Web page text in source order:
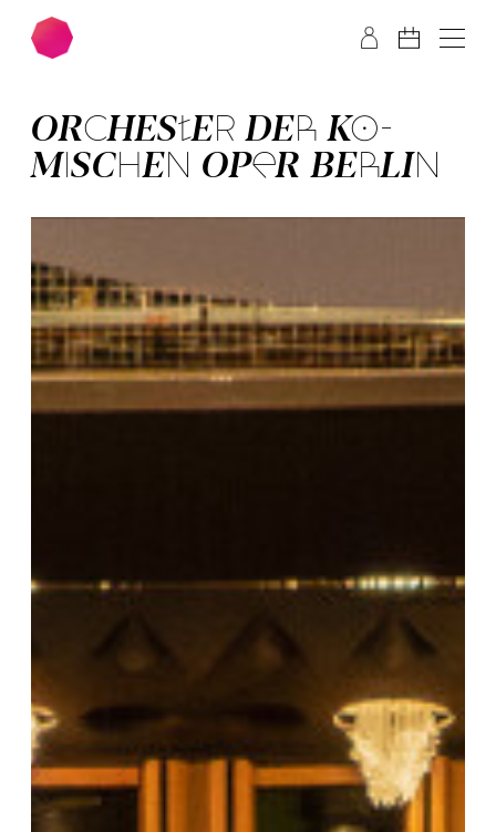
Zum Hauptinhalt springen Zum Footer springen
OR­CHES­TER­ DER­ KO­
MISCH­EN OPER BER­LIN